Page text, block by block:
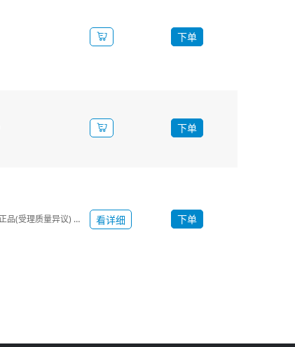
下单
下单
规格：中天 φ16-20 中天 正品(受理质量异议) HRB400 看详细 下单